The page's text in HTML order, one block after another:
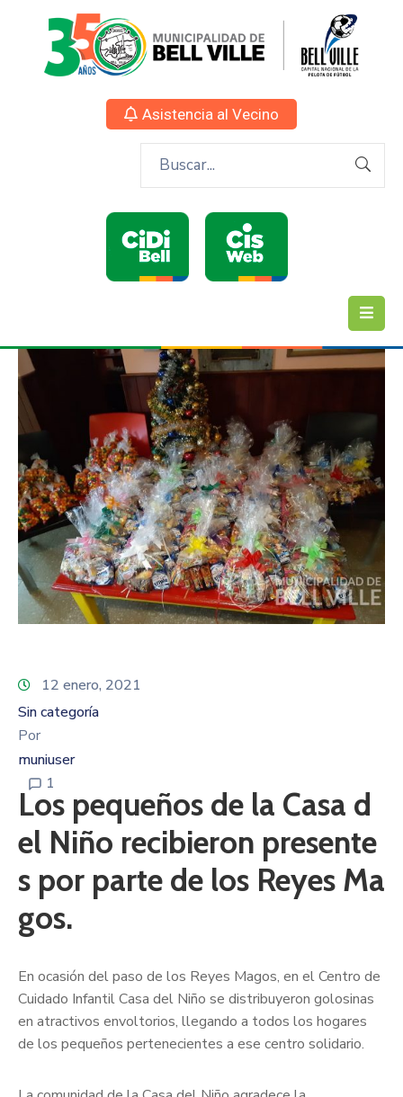
Asistencia al Vecino
12 enero, 2021
Sin categoría
Por
muniuser
1
Los pequeños de la Casa d
el Niño recibieron presente
s por parte de los Reyes Ma
gos.
En ocasión del paso de los Reyes Magos, en el Centro de
Cuidado Infantil Casa del Niño se distribuyeron golosinas
en atractivos envoltorios, llegando a todos los hogares
de los pequeños pertenecientes a ese centro solidario.